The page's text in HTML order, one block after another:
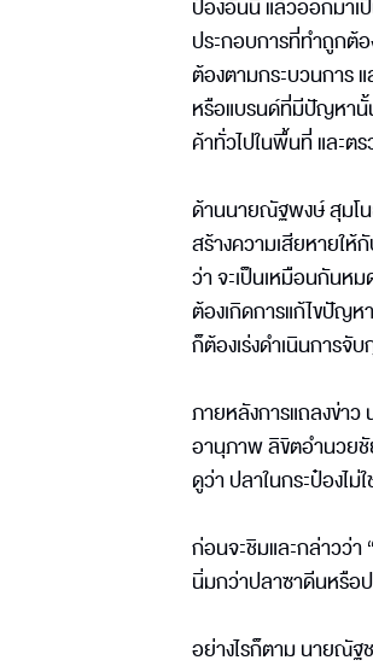
ป๋องอันนี้ แล้วออกมาเ
ประกอบการที่ทำถูกต้
ต้องตามกระบวนการ
หรือแบรนด์ที่มีปัญหานั้
ค้าทั่วไปในพื้นที่ และต
ด้านนายณัฐพงษ์ สุมโน
สร้างความเสียหายใ
ว่า จะเป็นเหมือนกันห
ต้องเกิดการแก้ไขปัญ
ก็ต้องเร่งดำเนินการจั
ภายหลังการแถลงข่า
อานุภาพ ลิขิตอำนวยชั
ดูว่า ปลาในกระป๋องไ
ก่อนจะชิมและกล่าวว่า
นิ่มกว่าปลาซาดีนหรือป
อย่างไรก็ตาม นายณัฐ